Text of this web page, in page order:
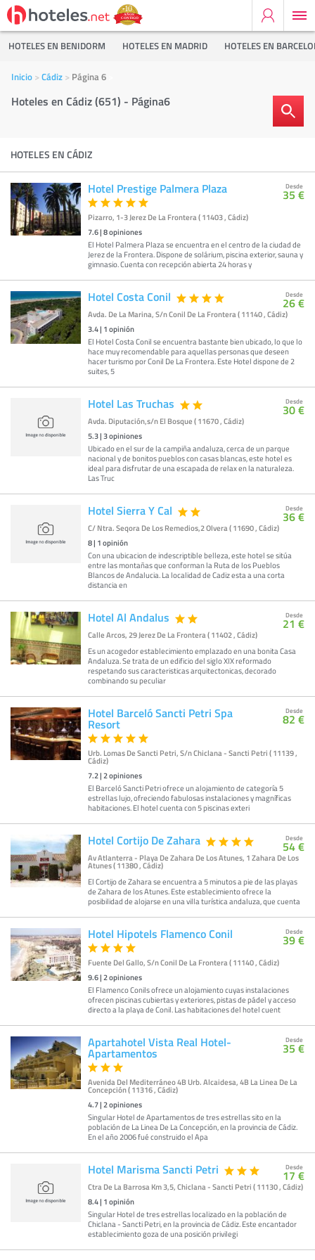
HOTELES EN BENIDORM HOTELES EN MADRID HOTELES EN
Inicio Cádiz Página 6
Hoteles en Cádiz (651) - Página6
HOTELES EN CÁDIZ
Hotel Prestige Palmera Plaza
Pizarro, 1-3 Jerez De La Frontera ( 11403 , Cádiz)
7.6|8opiniones
El Hotel Palmera Plaza se encuentra en el centro de la ciudad de
Jerez de la Frontera. Dispone de solárium, piscina exterior, sauna y
gimnasio. Cuenta con recepción abierta 24 horas y
Desde
35 €
Hotel Costa Conil
Avda. De La Marina, S/n Conil De La Frontera ( 11140 , Cádiz)
3.4| 1opinión
El Hotel Costa Conil se encuentra bastante bien ubicado, lo que lo
hace muy recomendable para aquellas personas que deseen
hacer turismo por Conil De La Frontera. Este Hotel dispone de 2
suites, 5
Desde
26 €
Hotel Las Truchas
Avda. Diputación,s/n El Bosque ( 11670 , Cádiz)
5.3|3opiniones
Ubicado en el sur de la campiña andaluza, cerca de un parque
nacional y de bonitos pueblos con casas blancas, este hotel es
ideal para disfrutar de una escapada de relax en la naturaleza.
Las Truc
Desde
30 €
Hotel Sierra Y Cal
C/ Ntra. Seqora De Los Remedios,2 Olvera ( 11690 , Cádiz)
8| 1opinión
Con una ubicacion de indescriptible belleza, este hotel se sitúa
entre las montañas que conforman la Ruta de los Pueblos
Blancos de Andalucia. La localidad de Cadiz esta a una corta
distancia en
Desde
36 €
Hotel Al Andalus
Calle Arcos, 29 Jerez De La Frontera ( 11402 , Cádiz)
Es un acogedor establecimiento emplazado en una bonita Casa
Andaluza. Se trata de un edificio del siglo XIX reformado
respetando sus caracteristicas arquitectonicas, decorado
combinando su peculiar
Desde
21 €
Hotel Barceló Sancti Petri Spa
Resort
Urb. Lomas De Sancti Petri, S/n Chiclana - Sancti Petri ( 11139 ,
Cádiz)
7.2|2opiniones
El Barceló Sancti Petri ofrece un alojamiento de categoría 5
estrellas lujo, ofreciendo fabulosas instalaciones y magníficas
habitaciones. El hotel cuenta con 5 piscinas exteri
Desde
82 €
Hotel Cortijo De Zahara
Av Atlanterra - Playa De Zahara De Los Atunes, 1 Zahara De Los
Atunes ( 11380 , Cádiz)
El Cortijo de Zahara se encuentra a 5 minutos a pie de las playas
de Zahara de los Atunes. Este establecimiento ofrece la
posibilidad de alojarse en una villa turística andaluza, que cuenta
Desde
54 €
Hotel Hipotels Flamenco Conil
Fuente Del Gallo, S/n Conil De La Frontera ( 11140 , Cádiz)
9.6|2opiniones
El Flamenco Conils ofrece un alojamiento cuyas instalaciones
ofrecen piscinas cubiertas y exteriores, pistas de pádel y acceso
directo a la playa de Conil. Las habitaciones del hotel cuent
Desde
39 €
Apartahotel Vista Real Hotel-
Apartamentos
Avenida Del Mediterráneo 4B Urb. Alcaidesa, 4B La Linea De La
Concepción ( 11316 , Cádiz)
4.7|2opiniones
Singular Hotel de Apartamentos de tres estrellas sito en la
población de La Linea De La Concepción, en la provincia de Cádiz.
En el año 2006 fué construido el Apa
Desde
35 €
Hotel Marisma Sancti Petri
Ctra De La Barrosa Km 3,5, Chiclana - Sancti Petri ( 11130 , Cádiz)
8.4| 1opinión
Singular Hotel de tres estrellas localizado en la población de
Chiclana - Sancti Petri, en la provincia de Cádiz. Este encantador
establecimiento goza de una posición privilegi
Desde
17 €